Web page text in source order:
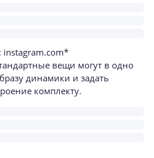
instagram.com*
вещи могут в одно
динамики и задать
комплекту.